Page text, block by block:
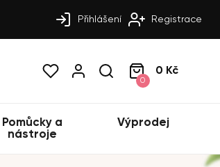
Přihlášení Registrace
0
0 Kč
Pomůcky a
nástroje
Výprodej